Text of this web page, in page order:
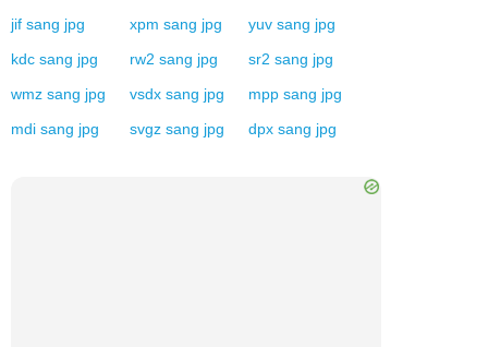
jif sang jpg xpm sang jpg yuv sang jpg
kdc sang jpg rw2 sang jpg sr2 sang jpg
wmz sang jpg vsdx sang jpg mpp sang jpg
mdi sang jpg svgz sang jpg dpx sang jpg